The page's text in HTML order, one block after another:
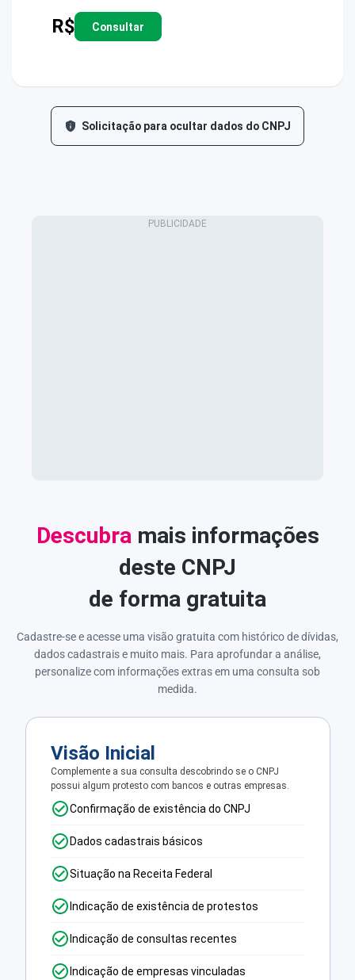
R$ Consultar
Solicitação para ocultar dados do CNPJ
Descubra mais informações
deste CNPJ
de forma gratuita
Cadastre-se e acesse uma visão gratuita com histórico de dívidas,
dados cadastrais e muito mais. Para aprofundar a análise,
personalize com informações extras em uma consulta sob
medida.
Visão Inicial
Complemente a sua consulta descobrindo se o CNPJ
possui algum protesto com bancos e outras empresas.
Confirmação de existência do CNPJ
Dados cadastrais básicos
Situação na Receita Federal
Indicação de existência de protestos
Indicação de consultas recentes
Indicação de empresas vinculadas